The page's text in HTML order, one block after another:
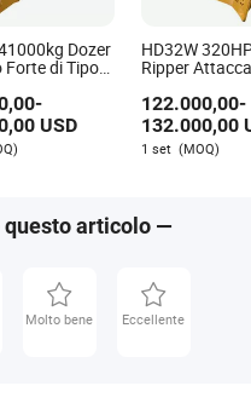
a 40 km/h o più).
riduce la
Dozer
Forte di Tipo
-
USD
HD32W
Ripper
Cingolato
Alta Trazione
122.000,00-
132.000,00
1 set (MOQ)
articolo —
Molto bene Eccellente